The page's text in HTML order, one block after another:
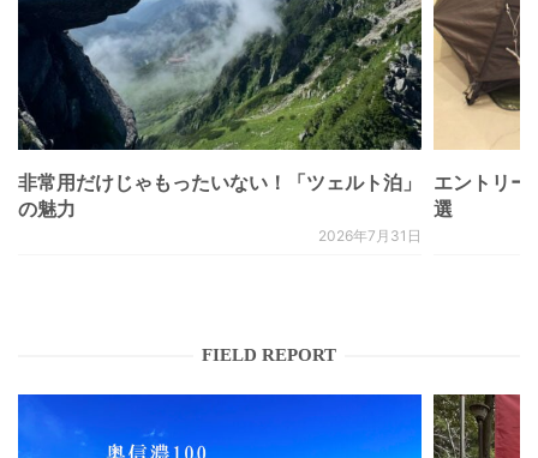
非常用だけじゃもったいない！「ツェルト泊」
の魅力
2026年7月31日
エントリー
選
FIELD REPORT